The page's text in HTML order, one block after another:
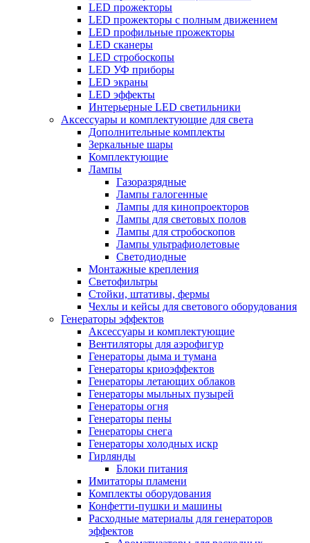
LED прожекторы
LED прожекторы с полным движением
LED профильные прожекторы
LED сканеры
LED стробоскопы
LED УФ приборы
LED экраны
LED эффекты
Интерьерные LED светильники
Аксессуары и комплектующие для света
Дополнительные комплекты
Зеркальные шары
Комплектующие
Лампы
Газоразрядные
Лампы галогенные
Лампы для кинопроекторов
Лампы для световых полов
Лампы для стробоскопов
Лампы ультрафиолетовые
Светодиодные
Монтажные крепления
Светофильтры
Стойки, штативы, фермы
Чехлы и кейсы для светового оборудования
Генераторы эффектов
Аксессуары и комплектующие
Вентиляторы для аэрофигур
Генераторы дыма и тумана
Генераторы криоэффектов
Генераторы летающих облаков
Генераторы мыльных пузырей
Генераторы огня
Генераторы пены
Генераторы снега
Генераторы холодных искр
Гирлянды
Блоки питания
Имитаторы пламени
Комплекты оборудования
Конфетти-пушки и машины
Расходные материалы для генераторов
эффектов